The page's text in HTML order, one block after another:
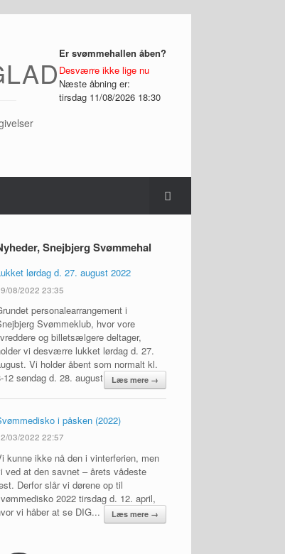
Er svømmehallen åben?
Desværre ikke lige nu
Næste åbning er:
tirsdag 11/08/2026 18:30
Snejbjerg Svømmehal
lørdag d. 27. august 2022
08/2022 23:35
personalearrangement i
Svømmeklub, hvor vore
og billetsælgere deltager,
vi desværre lukket lørdag d. 27.
Vi holder åbent som normalt kl.
12 søndag d. 28. august
Læs mere →
i påsken (2022)
03/2022 22:57
kunne ikke nå den i vinterferien, men
ved at den savnet – årets vådeste
Derfor slår vi dørene op til
2022 tirsdag d. 12. april,
vi håber at se DIG...
Læs mere →